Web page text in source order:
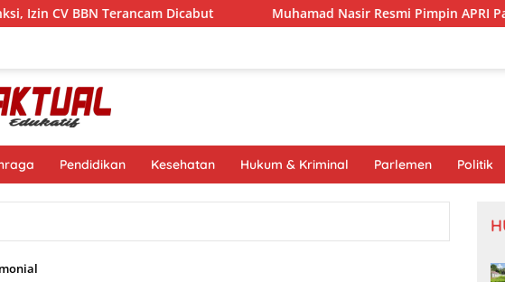
Dicabut Muhamad Nasir Resmi Pimpin APRI Parimo Melalui
Pendidikan Kesehatan Hukum & Kriminal Parlemen Politik